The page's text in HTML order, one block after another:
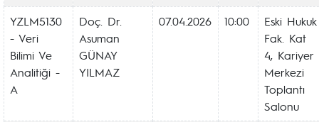
YZLM5130
- Veri
Bilimi Ve
Analitiği -
A
Doç. Dr.
Asuman
GÜNAY
YILMAZ
07.04.2026 10:00
Eski Hukuk
Fak. Kat
4, Kariyer
Merkezi
Toplantı
Salonu